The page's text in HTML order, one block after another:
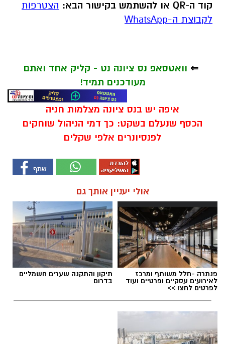
קוד ה-QR או להשתמש בקישור הבא:
הצטרפות
לקבוצת ה-WhatsApp
⇐ וואטסאפ נס ציונה נט - קליק אחד ואתם
מעודכנים תמיד!
איפה יש בנס ציונה מצלמות חניה
הכסף שנעלם בשקט: כך דמי הניהול שוחקים
לפנסיונרים אלפי שקלים
אולי יעניין אותך גם
פנתרה -חלל משותף ומרכז
לאירועים עסקיים ופרטיים ועוד
לפרטים לחצו >>
תיקון והתקנה שערים חשמליים
בדרום